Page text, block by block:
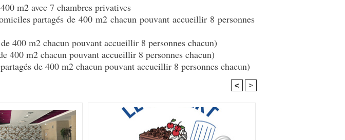
m2 avec 7 chambres privatives
partagés de 400 m2 chacun pouvant accueillir 8 personnes
400 m2 chacun pouvant accueillir 8 personnes chacun)
400 m2 chacun pouvant accueillir 8 personnes chacun)
de 400 m2 chacun pouvant accueillir 8 personnes chacun)
< >